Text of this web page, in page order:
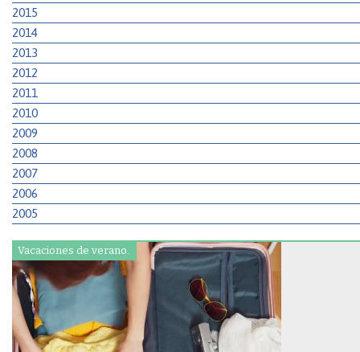
2015
2014
2013
2012
2011
2010
2009
2008
2007
2006
2005
Vacaciones de verano.